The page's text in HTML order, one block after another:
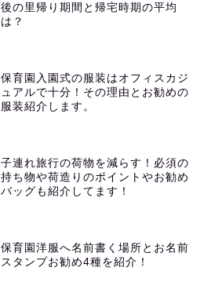
後の里帰り期間と帰宅時期の平均
は？
保育園入園式の服装はオフィスカジ
ュアルで十分！その理由とお勧めの
服装紹介します。
子連れ旅行の荷物を減らす！必須の
持ち物や荷造りのポイントやお勧め
バッグも紹介してます！
保育園洋服へ名前書く場所とお名前
スタンプお勧め4種を紹介！